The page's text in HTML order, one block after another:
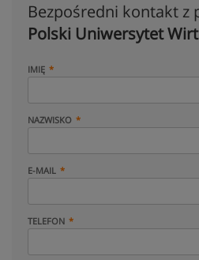
Bezpośredni kontakt z
Polski Uniwersytet
IMIĘ
NAZWISKO
E-MAIL
TELEFON